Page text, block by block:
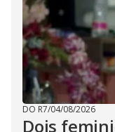
DO R7/04/08/2026
Dois